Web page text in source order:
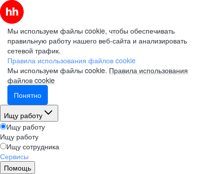
Мы используем файлы cookie, чтобы обеспечивать
правильную работу нашего веб-сайта и анализировать
сетевой трафик.
Правила использования файлов cookie
Мы используем файлы cookie. Правила использования
файлов cookie
Понятно
Ищу работу
Ищу работу
Ищу работу
Ищу сотрудника
Сервисы
Помощь